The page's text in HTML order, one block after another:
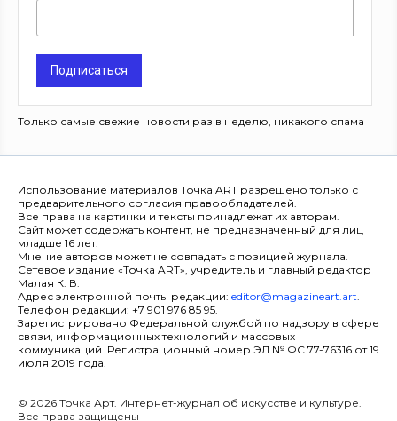
Подписаться
Только самые свежие новости раз в неделю, никакого спама
Использование материалов Точка ART разрешено только с
предварительного согласия правообладателей.
Все права на картинки и тексты принадлежат их авторам.
Сайт может содержать контент, не предназначенный для лиц
младше 16 лет.
Мнение авторов может не совпадать с позицией журнала.
Сетевое издание «Точка ART», учредитель и главный редактор
Малая К. В.
Адрес электронной почты редакции: editor@magazineart.art.
Телефон редакции: +7 901 976 85 95.
Зарегистрировано Федеральной службой по надзору в сфере
связи, информационных технологий и массовых
коммуникаций. Регистрационный номер ЭЛ № ФС 77-76316 от 19
июля 2019 года.
© 2026 Точка Арт. Интернет-журнал об искусстве и культуре.
Все права защищены